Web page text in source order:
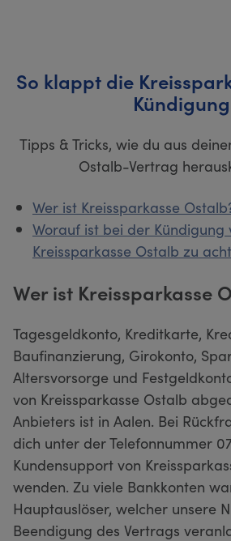
So klappt die
Kündigung
Tipps & Tricks, wie du aus
Ostalb-Vertrag
Wer ist Kreissparkasse
Worauf ist bei der Kündigung
Kreissparkasse Ostalb zu
Wer ist Kreissparkasse
Tagesgeldkonto, Kreditkarte,
Baufinanzierung, Girokonto,
Altersvorsorge und
von Kreissparkasse Ostalb
Anbieters ist in Aalen. Bei
dich unter der Telefonnummer
Kundensupport von
wenden. Zu viele Bankkonten
Hauptauslöser, welcher unsere
Beendigung des Vertrags